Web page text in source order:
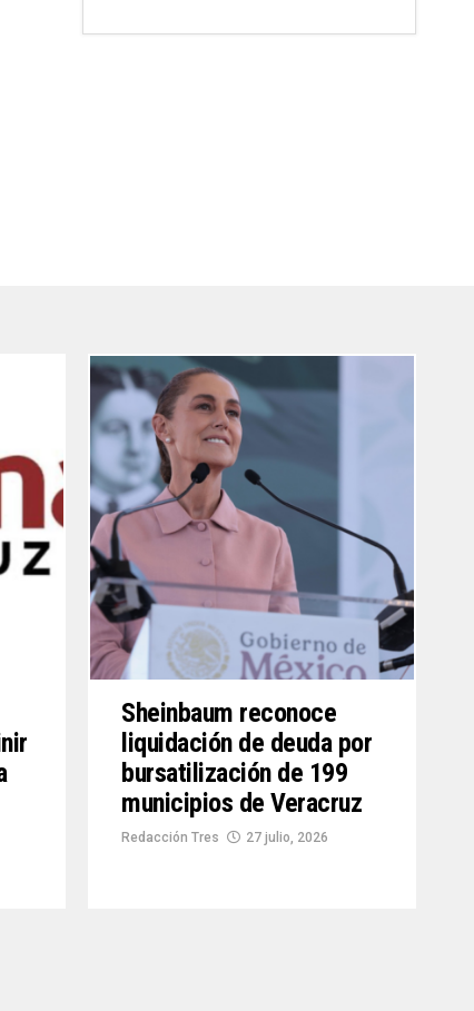
Sheinbaum reconoce
liquidación de deuda por
bursatilización de 199
municipios de Veracruz
Redacción Tres 27 julio, 2026